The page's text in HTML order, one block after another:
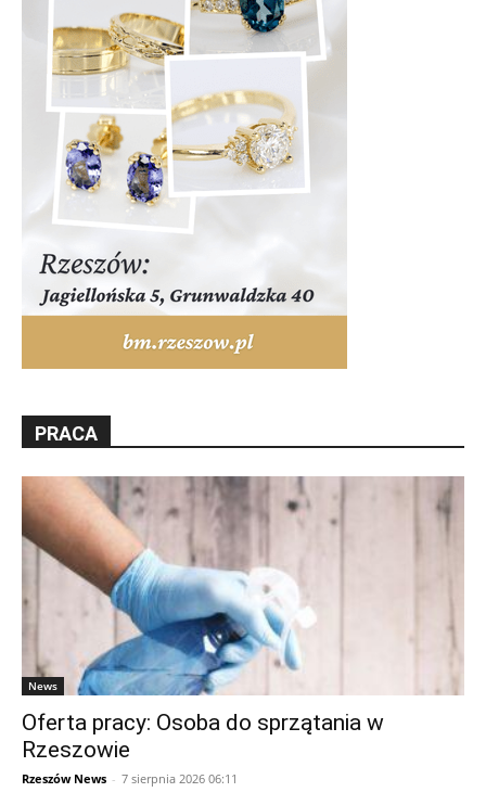
PRACA
News
Oferta pracy: Osoba do sprzątania w
Rzeszowie
Rzeszów News - 7 sierpnia 2026 06:11